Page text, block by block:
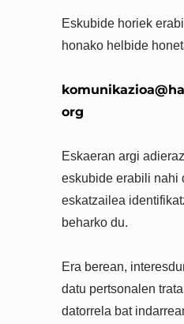
Eskubide horiek
honako helbide
org
Eskaeran argi
eskubide erabili nahi
eskatzailea
beharko du.
Era berean,
datu pertsonalen
datorrela bat